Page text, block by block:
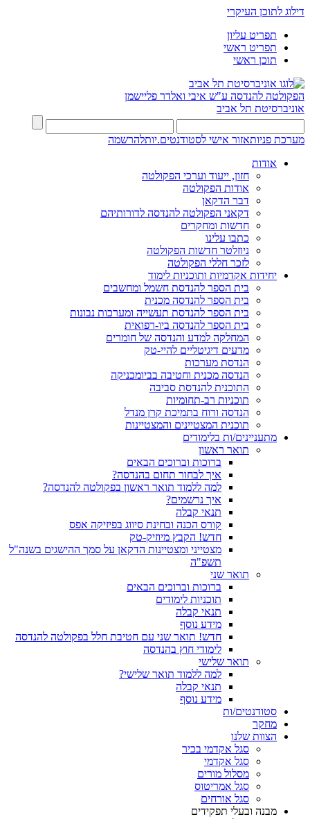
דילוג לתוכן העיקרי
תפריט עליון
תפריט ראשי
תוכן ראשי
הפקולטה להנדסה ע"ש איבי ואלדר פליישמן
אוניברסיטת תל אביב
מערכת פניותאזור אישי לסטודנטים.יותלהרשמה
אודות
חזון, ייעוד וערכי הפקולטה
אודות הפקולטה
דבר הדקאן
דקאני הפקולטה להנדסה לדורותיהם
חדשות ומחקרים
כתבו עלינו
ניוזלטר חדשות הפקולטה
לזכר חללי הפקולטה
יחידות אקדמיות ותוכניות לימוד
בית הספר להנדסת חשמל ומחשבים
בית הספר להנדסה מכנית
בית הספר להנדסת תעשייה ומערכות נבונות
בית הספר להנדסה ביו-רפואית
המחלקה למדע והנדסה של חומרים
מדעים דיגיטליים להיי-טק
הנדסת מערכות
הנדסה מכנית וחטיבה בביומכניקה
התוכנית להנדסת סביבה
תוכניות רב-תחומיות
הנדסה ורוח בתמיכת קרן מנדל
תוכנית המצטיינים והמצטיינות
מתעניינים/ות בלימודים
תואר ראשון
ברוכות וברוכים הבאים
איך לבחור תחום בהנדסה?
למה ללמוד תואר ראשון בפקולטה להנדסה?
איך נרשמים?
תנאי קבלה
קורס הכנה ובחינת סיווג בפיזיקה אפס
חדש! הקבץ מיוזיק-טק
מצטייני ומצטיינות הדקאן על סמך ההישגים בשנה"ל
תשפ"ה
תואר שני
ברוכות וברוכים הבאים
תוכניות לימודים
תנאי קבלה
מידע נוסף
חדש! תואר שני עם חטיבת חלל בפקולטה להנדסה
לימודי חוץ בהנדסה
תואר שלישי
למה ללמוד תואר שלישי?
תנאי קבלה
מידע נוסף
סטודנטים/ות
מחקר
הצוות שלנו
סגל אקדמי בכיר
סגל אקדמי
מסלול מורים
סגל אמריטוס
סגל אורחים
מבנה ובעלי תפקידים